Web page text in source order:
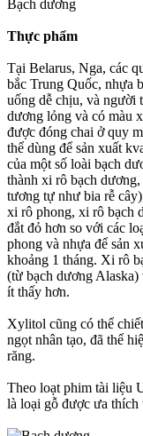
Bạch dương
Thực phẩm
Tại Belarus, Nga, các
bắc Trung Quốc, nhựa
uống dễ chịu, và người
dương lỏng và có màu
được đóng chai ở quy
thể dùng để sản xuất
của một số loài bạch
thành xi rô bạch
tương tự như bia rễ
xi rô phong, xi rô bạch
đắt đỏ hơn so với các
phong và nhựa để sản
khoảng 1 tháng. Xi rô
(từ bạch dương
ít thấy hơn.
Xylitol cũng có thể
ngọt nhân tạo, đã thể
răng.
Theo loạt phim tài liệu
là loại gỗ được ưa thích